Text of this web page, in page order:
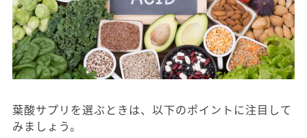
葉酸サプリを選ぶときは、以下のポイントに注目して
みましょう。